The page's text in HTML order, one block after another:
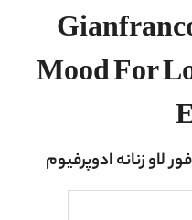
Mood For
لاو زنانه ادوپرفیوم